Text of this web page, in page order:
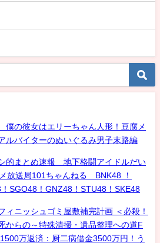
の彼女はエリーちゃん人形！豆腐メ
ルバイターのぬいぐるみ男子末路編
的まとめ速報 地下格闘アイドルだい
放送局101ちゃんねる BNK48 ！
SGO48！GNZ48！STU48！SKE48
ィニッシュゴミ屋敷補完計画 ＜必殺！
からの～特殊清掃・遺品整理への道F
万返済：厨二病借金3500万円！う